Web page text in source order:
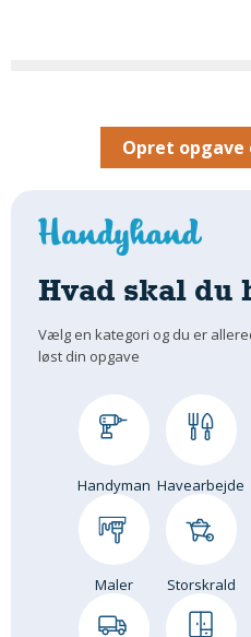
Varme Og Energi
Indendørs
Kan Det Males?
MURER
Nybygning
Om Materialer
GLARMESTER
Udskiftning Og Montage
HANDYMAN
Tips Og Tricks
Opret
Hvad skal du
Vælg en kategori og du er
løst din opgave
Handyman Havearbejde
Maler Storskrald